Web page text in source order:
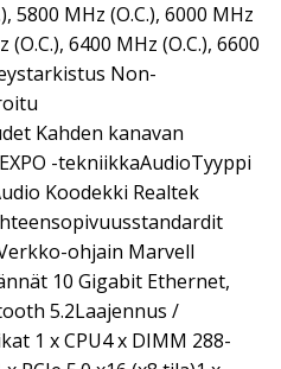
5800 MHz (O.C.), 6000 MHz
6400 MHz (O.C.), 6600
Non-
Kahden kanavan
-tekniikkaAudioTyyppi
Koodekki Realtek
ohjain Marvell
10 Gigabit Ethernet,
5.2Laajennus /
1 x CPU4 x DIMM 288-